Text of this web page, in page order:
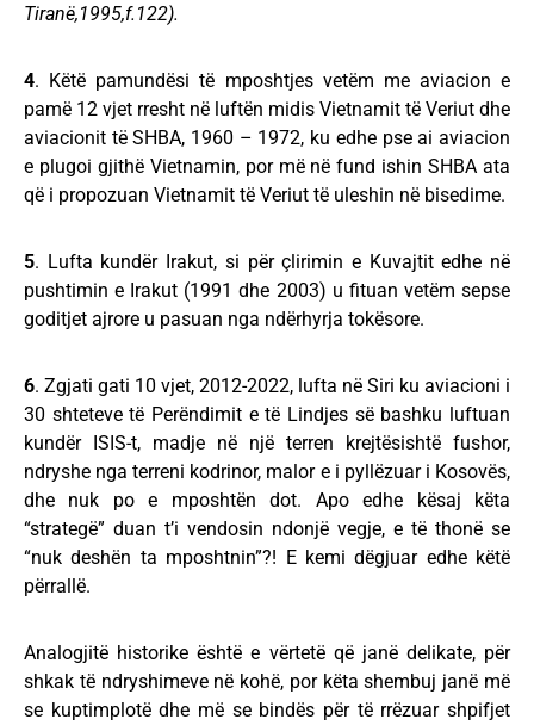
Tiranë,1995,f.122).
4. Këtë pamundësi të mposhtjes vetëm me aviacion e
pamë 12 vjet rresht në luftën midis Vietnamit të Veriut dhe
aviacionit të SHBA, 1960 – 1972, ku edhe pse ai aviacion
e plugoi gjithë Vietnamin, por më në fund ishin SHBA ata
që i propozuan Vietnamit të Veriut të uleshin në bisedime.
5. Lufta kundër Irakut, si për çlirimin e Kuvajtit edhe në
pushtimin e Irakut (1991 dhe 2003) u fituan vetëm sepse
goditjet ajrore u pasuan nga ndërhyrja tokësore.
6. Zgjati gati 10 vjet, 2012-2022, lufta në Siri ku aviacioni i
30 shteteve të Perëndimit e të Lindjes së bashku luftuan
kundër ISIS-t, madje në një terren krejtësishtë fushor,
ndryshe nga terreni kodrinor, malor e i pyllëzuar i Kosovës,
dhe nuk po e mposhtën dot. Apo edhe kësaj këta
“strategë” duan t’i vendosin ndonjë vegje, e të thonë se
“nuk deshën ta mposhtnin”?! E kemi dëgjuar edhe këtë
përrallë.
Analogjitë historike është e vërtetë që janë delikate, për
shkak të ndryshimeve në kohë, por këta shembuj janë më
se kuptimplotë dhe më se bindës për të rrëzuar shpifjet